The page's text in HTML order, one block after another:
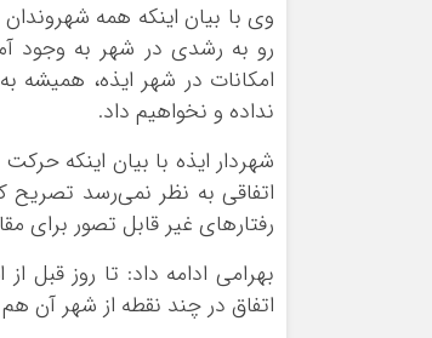
وی با بیان اینکه همه
رو به رشدی در شهر به وجود
امکانات در شهر ایذه، همیشه
نداده و نخواهیم داد.
شهردار ایذه با بیان اینکه
اتفاقی به نظر نمی‌رسد تصریح
رفتارهای غیر قابل تصور برای
بهرامی ادامه داد: تا روز
اتفاق در چند نقطه از شهر آن